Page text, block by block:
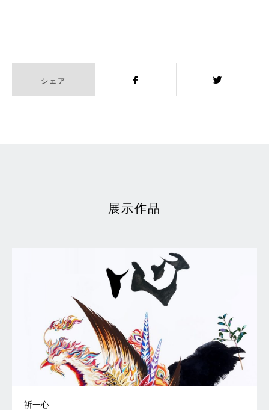
シェア
展示作品
祈一心